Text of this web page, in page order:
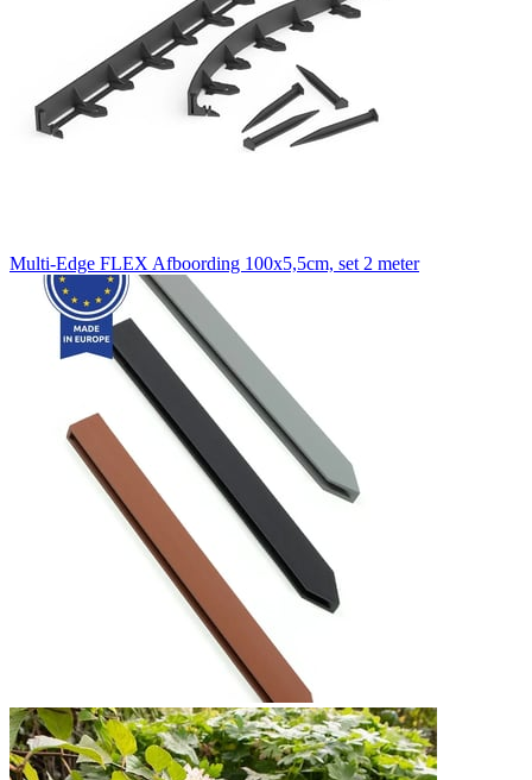
Multi-Edge FLEX Afboording 100x5,5cm, set 2 meter